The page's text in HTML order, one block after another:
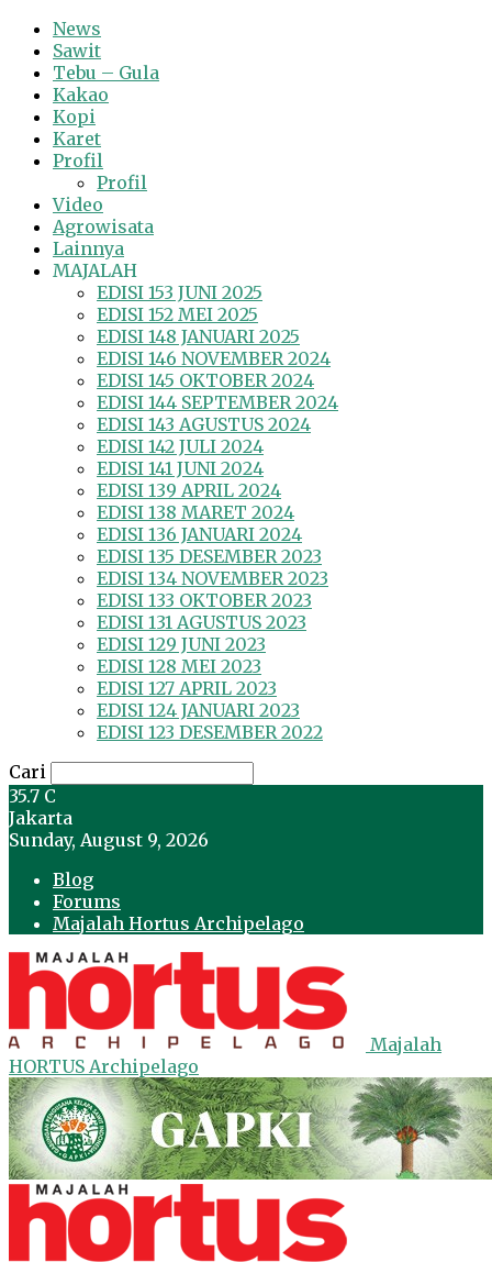
News
Sawit
Tebu – Gula
Kakao
Kopi
Karet
Profil
Profil
Video
Agrowisata
Lainnya
MAJALAH
EDISI 153 JUNI 2025
EDISI 152 MEI 2025
EDISI 148 JANUARI 2025
EDISI 146 NOVEMBER 2024
EDISI 145 OKTOBER 2024
EDISI 144 SEPTEMBER 2024
EDISI 143 AGUSTUS 2024
EDISI 142 JULI 2024
EDISI 141 JUNI 2024
EDISI 139 APRIL 2024
EDISI 138 MARET 2024
EDISI 136 JANUARI 2024
EDISI 135 DESEMBER 2023
EDISI 134 NOVEMBER 2023
EDISI 133 OKTOBER 2023
EDISI 131 AGUSTUS 2023
EDISI 129 JUNI 2023
EDISI 128 MEI 2023
EDISI 127 APRIL 2023
EDISI 124 JANUARI 2023
EDISI 123 DESEMBER 2022
Cari
35.7 C
Jakarta
Sunday, August 9, 2026
Blog
Forums
Majalah Hortus Archipelago
Majalah
HORTUS Archipelago